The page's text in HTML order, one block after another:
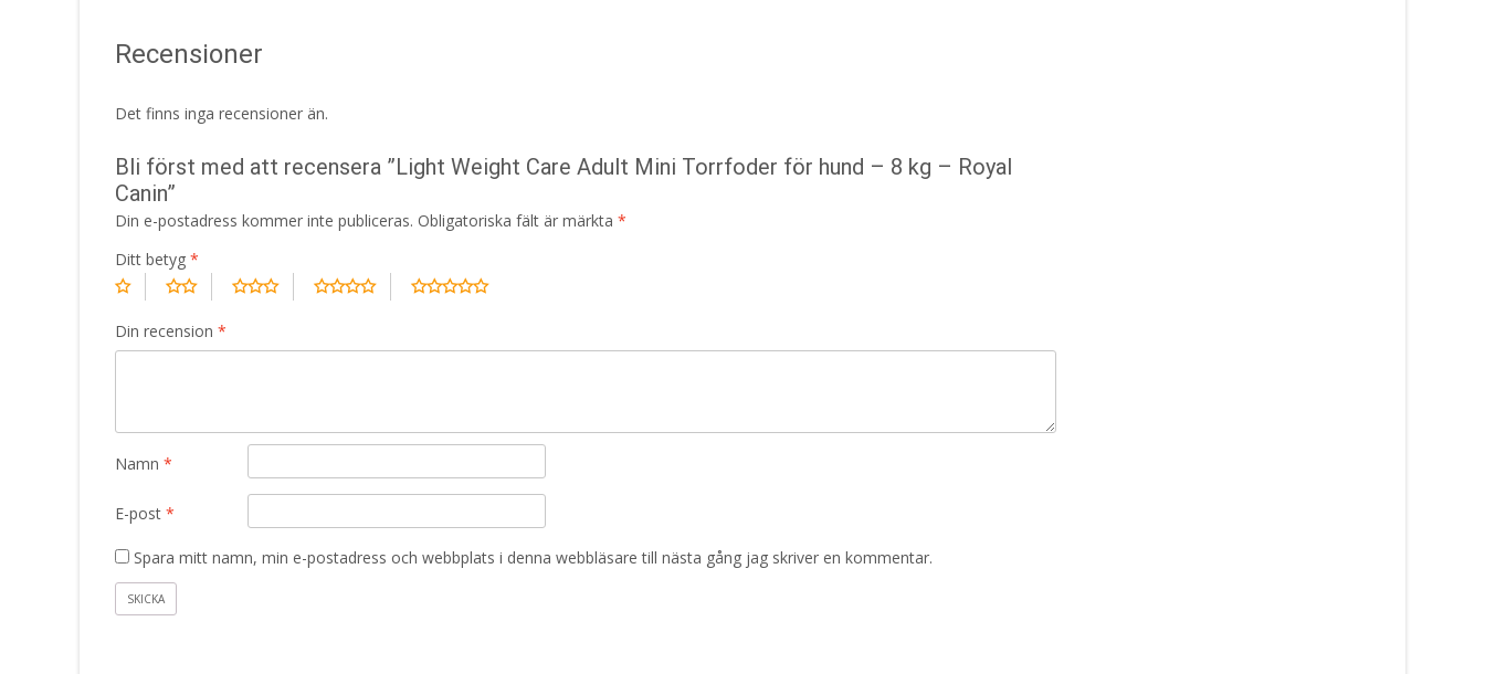
Recensioner
Det finns inga recensioner än.
Bli först med att recensera ”Light Weight Care Adult Mini Torrfoder för hund – 8 kg – Royal
Canin”
Din e-postadress kommer inte publiceras. Obligatoriska fält är märkta *
Ditt betyg *
Din recension *
Namn *
E-post *
Spara mitt namn, min e-postadress och webbplats i denna webbläsare till nästa gång jag skriver en kommentar.